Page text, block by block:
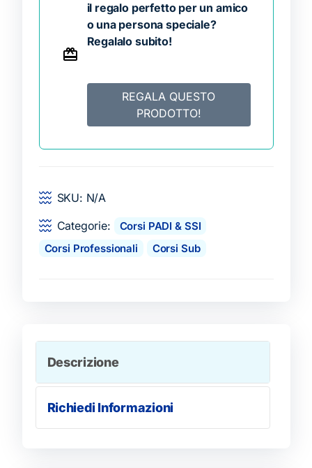
il regalo perfetto per un amico
o una persona speciale?
Regalalo subito!
REGALA QUESTO
PRODOTTO!
SKU: N/A
Categorie:
Corsi PADI & SSI
Corsi Professionali
Corsi Sub
Descrizione
Richiedi Informazioni